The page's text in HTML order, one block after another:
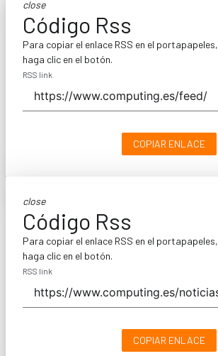
close
Código Rss
Para copiar el enlace RSS en el portapapeles,
haga clic en el botón.
RSS link
COPIAR ENLACE
close
Código Rss
Para copiar el enlace RSS en el portapapeles,
haga clic en el botón.
RSS link
COPIAR ENLACE